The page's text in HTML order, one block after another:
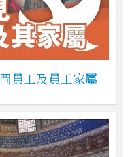
員工及員工家屬